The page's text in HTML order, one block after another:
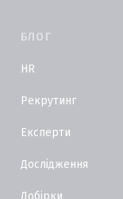
БЛОГ
HR
Рекрутинг
Експерти
Дослідження
Добірки